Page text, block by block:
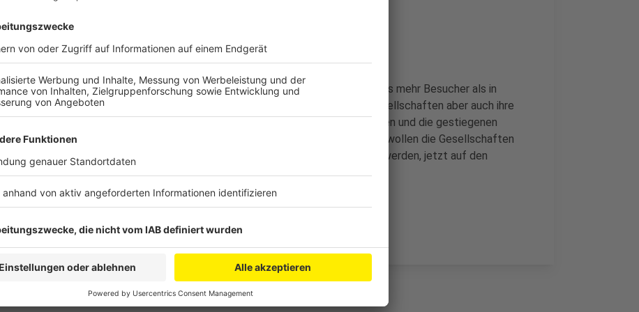
Besonders bei den Kindersitzungen und den Straßenzügen habe es mehr Besucher als in
anderen Jahren gegeben. Auf der anderen Seite äußerten die Gesellschaften aber auch ihre
Sorgen. So seien viele Veranstaltungen nicht ausverkauft gewesen und die gestiegenen
GEMA-Gebühren würden die Vereine vor Probleme stellen. Daher wollen die Gesellschaften
einige traditionelle Formate, die nicht mehr so gut angenommen werden, jetzt auf den
Prüfstand stellen, heißt es.
Anzeige